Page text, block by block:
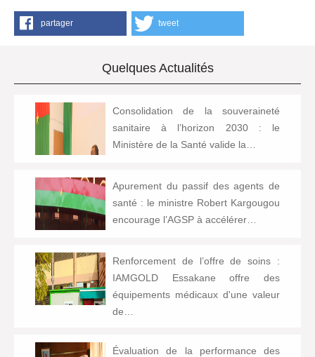
partager tweet
Quelques Actualités
Consolidation de la souveraineté
sanitaire à l’horizon 2030 : le
Ministère de la Santé valide la…
Apurement du passif des agents de
santé : le ministre Robert Kargougou
encourage l’AGSP à accélérer…
Renforcement de l’offre de soins :
IAMGOLD Essakane offre des
équipements médicaux d'une valeur
de…
Évaluation de la performance des